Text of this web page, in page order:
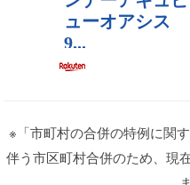
※「市町村の合併の特例に関
伴う市区町村合併のため、現